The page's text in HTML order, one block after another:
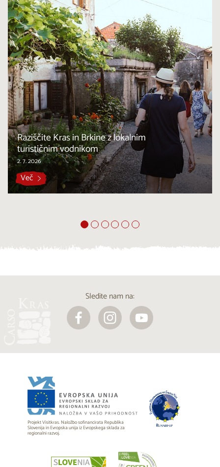
Raziščite Kras in Brkine z lokalnim
turističnim vodnikom
2. 7. 2026
Več
Sledite nam na:
Projekt Visitkras. Naložbo sofinancirata Republika
Slovenija in Evropska unija iz Evropskega sklada za
regionalni razvoj.